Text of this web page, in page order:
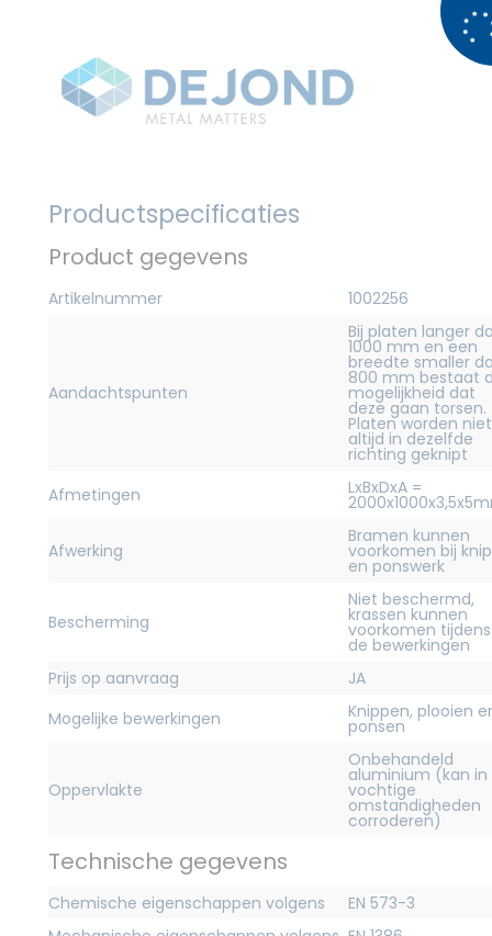
Productspecificaties
Product gegevens
Artikelnummer 1002256
Aandachtspunten
Bij platen langer
1000 mm en een
breedte smaller
800 mm bestaat
mogelijkheid dat
deze gaan torsen.
Platen worden niet
altijd in dezelfde
richting geknipt
Afmetingen
LxBxDxA =
Afwerking
Bramen kunnen
voorkomen bij
en ponswerk
Bescherming
Niet beschermd,
krassen kunnen
voorkomen tijdens
de bewerkingen
Prijs op aanvraag
JA
Mogelijke bewerkingen
Knippen, plooien
ponsen
Oppervlakte
Onbehandeld
aluminium (kan in
vochtige
omstandigheden
corroderen)
Technische gegevens
Chemische eigenschappen volgens
EN 573-3